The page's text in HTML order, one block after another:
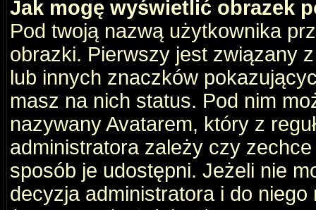
Jak mogę wyświetlić obrazek
Pod twoją nazwą użytkownika
obrazki. Pierwszy jest związany
lub innych znaczków
masz na nich status. Pod nim
nazywany Avatarem, który z
administratora zależy czy
sposób je udostępni. Jeżeli nie
decyzja administratora i do